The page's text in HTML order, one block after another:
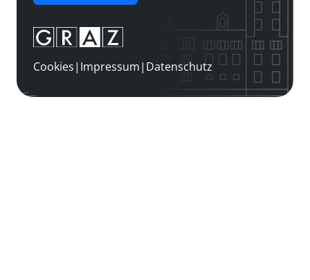
Cookies| Impressum| Datenschutz